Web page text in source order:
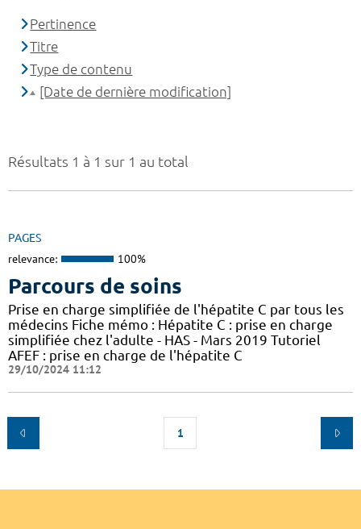
Résultats 1 à 1 sur 1 au total
PAGES
relevance: 100%
Parcours de soins
Prise en charge simplifiée de l'hépatite C par tous les
médecins Fiche mémo : Hépatite C : prise en charge
simplifiée chez l'adulte - HAS - Mars 2019 Tutoriel
AFEF : prise en charge de l'hépatite C
29/10/2024 11:12
1
Pertinence
Titre
Type de contenu
[Date de dernière modification]